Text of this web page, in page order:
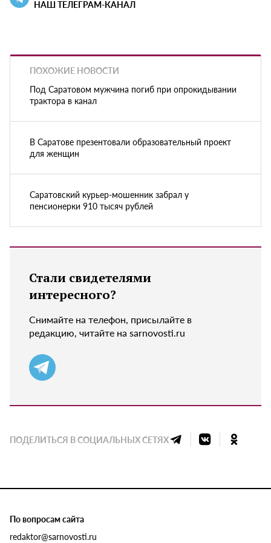
НАШ ТЕЛЕГРАМ-КАНАЛ
ПОХОЖИЕ НОВОСТИ
Под Саратовом мужчина погиб при опрокидывании
трактора в канал
В Саратове презентовали образовательный проект
для женщин
Саратовский курьер-мошенник забрал у
пенсионерки 910 тысяч рублей
Стали свидетелями
интересного?
Снимайте на телефон, присылайте в
редакцию, читайте на sarnovosti.ru
ПОДЕЛИТЬСЯ В СОЦИАЛЬНЫХ СЕТЯХ
По вопросам сайта
redaktor@sarnovosti.ru